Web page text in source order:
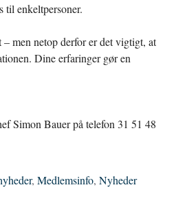
til enkeltpersoner.
men netop derfor er det vigtigt, at
Dine erfaringer gør en
Simon Bauer på telefon 31 51 48
, Medlemsinfo, Nyheder